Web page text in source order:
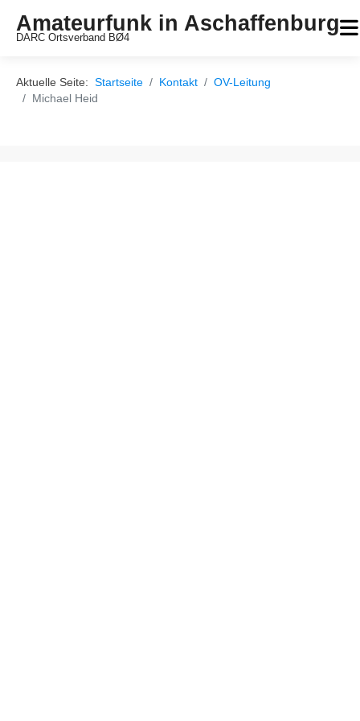
Amateurfunk in Aschaffenburg
DARC Ortsverband BØ4
Aktuelle Seite: Startseite Kontakt
OV-Leitung
Michael Heid